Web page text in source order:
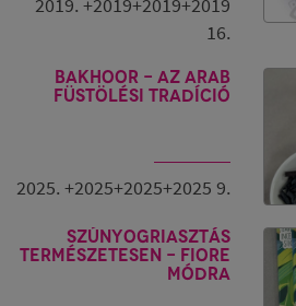
16.
Bakhoor - az arab
füstölési tradíció
2025. +2025+2025+2025 9.
Szúnyogriasztás
természetesen - Fiore
módra